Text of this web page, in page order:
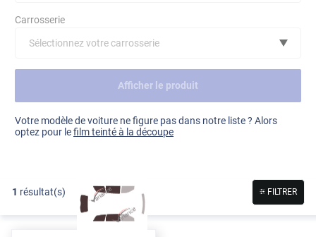
Ford
Hyundai
Carrosserie
Sélectionnez votre carrosserie
Voir tout
Afficher le produit
Votre modèle de voiture ne figure pas dans notre liste ? Alors
optez pour lefilm teinté à la découpe
1 résultat(s) FILTRER